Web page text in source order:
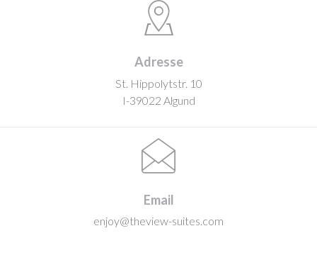
Adresse
St. Hippolytstr. 10
I-39022 Algund
Email
enjoy@theview-suites.com